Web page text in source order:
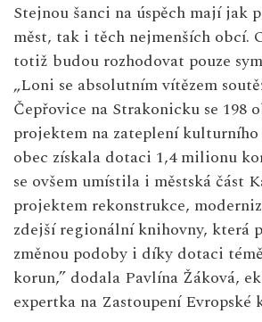
Stejnou šanci na úspěch mají jak
měst, tak i těch nejmenších obcí.
totiž budou rozhodovat pouze
„Loni se absolutním vítězem
Čepřovice na Strakonicku se 198
projektem na zateplení
obec získala dotaci 1,4 milionu
se ovšem umístila i městská část
projektem rekonstrukce,
zdejší regionální knihovny, která
změnou podoby i díky dotaci
korun,” dodala Pavlína Žáková,
expertka na Zastoupení Evropské